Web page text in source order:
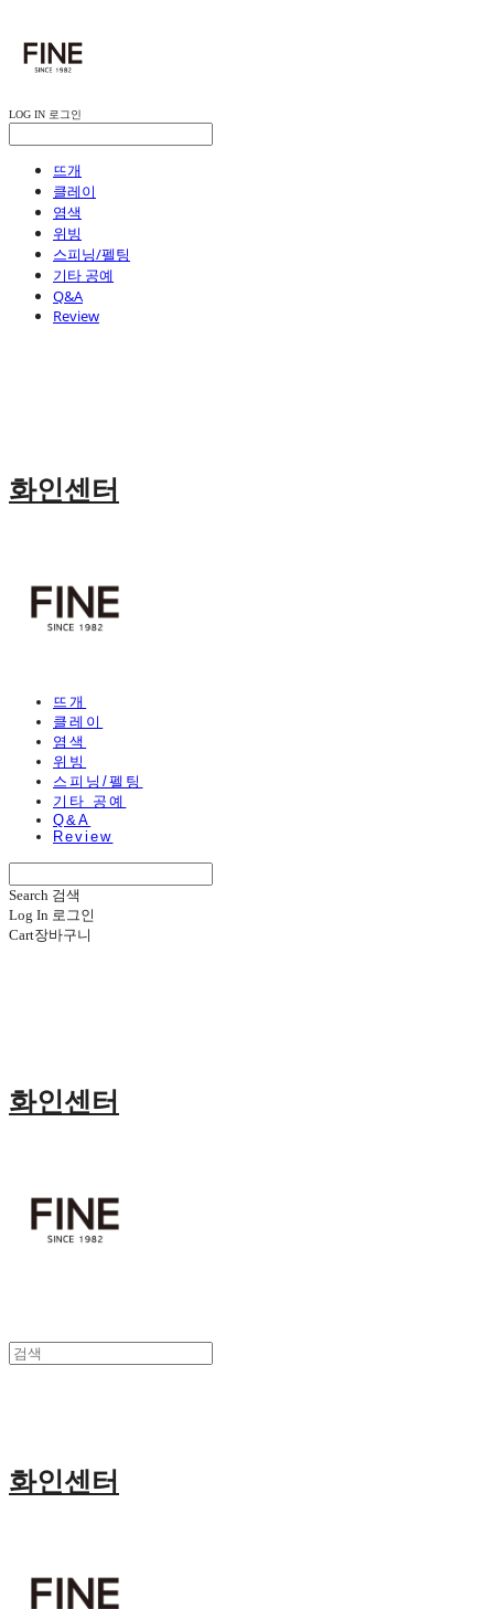
LOG IN 로그인
뜨개
클레이
염색
위빙
스피닝/펠팅
기타 공예
Q&A
Review
화인센터
뜨개
클레이
염색
위빙
스피닝/펠팅
기타 공예
Q&A
Review
Search 검색
Log In 로그인
Cart장바구니
화인센터
화인센터